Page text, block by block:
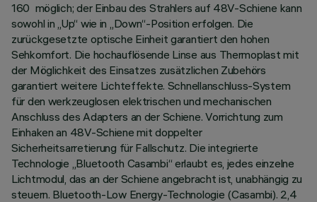
160 möglich; der Einbau des Strahlers auf 48V-Schiene kann
sowohl in „Up“ wie in „Down“-Position erfolgen. Die
zurückgesetzte optische Einheit garantiert den hohen
Sehkomfort. Die hochauflösende Linse aus Thermoplast mit
der Möglichkeit des Einsatzes zusätzlichen Zubehörs
garantiert weitere Lichteffekte. Schnellanschluss-System
für den werkzeuglosen elektrischen und mechanischen
Anschluss des Adapters an der Schiene. Vorrichtung zum
Einhaken an 48V-Schiene mit doppelter
Sicherheitsarretierung für Fallschutz. Die integrierte
Technologie „Bluetooth Casambi“ erlaubt es, jedes einzelne
Lichtmodul, das an der Schiene angebracht ist, unabhängig zu
steuern. Bluetooth-Low Energy-Technologie (Casambi). 2,4